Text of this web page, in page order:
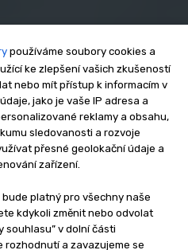
nás
soukromí
kodex
používáme soubory cookies a
ke zlepšení vašich zkušeností
nebo mít přístup k informacím v
jako je vaše IP adresa a
reklamy a obsahu,
sledovanosti a rozvoje
přesné geolokační údaje a
zařízení.
platný pro všechny naše
kdykoli změnit nebo odvolat
souhlasu” v dolní části
rozhodnutí a zavazujeme se